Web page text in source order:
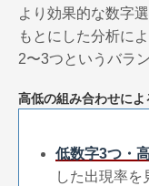
より効果的な数字
もとにした分析に
2〜3つというバラ
高低の組み合わせによ
低数字3つ・
した出現率を